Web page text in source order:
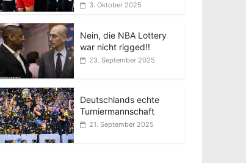
3. Oktober 2025
Nein, die NBA Lottery
war nicht rigged!!
23. September 2025
Deutschlands echte
Turniermannschaft
21. September 2025